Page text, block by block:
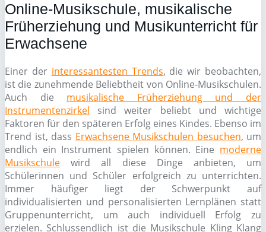
Online-Musikschule, musikalische
Früherziehung und Musikunterricht für
Erwachsene
Einer der interessantesten Trends, die wir beobachten,
ist die zunehmende Beliebtheit von Online-Musikschulen.
Auch die musikalische Früherziehung und der
Instrumentenzirkel sind weiter beliebt und wichtige
Faktoren für den späteren Erfolg eines Kindes. Ebenso im
Trend ist, dass Erwachsene Musikschulen besuchen, um
endlich ein Instrument spielen können. Eine moderne
Musikschule wird all diese Dinge anbieten, um
Schülerinnen und Schüler erfolgreich zu unterrichten.
Immer häufiger liegt der Schwerpunkt auf
individualisierten und personalisierten Lernplänen statt
Gruppenunterricht, um auch individuell Erfolg zu
erzielen. Schlussendlich ist die Musikschule Kling Klang